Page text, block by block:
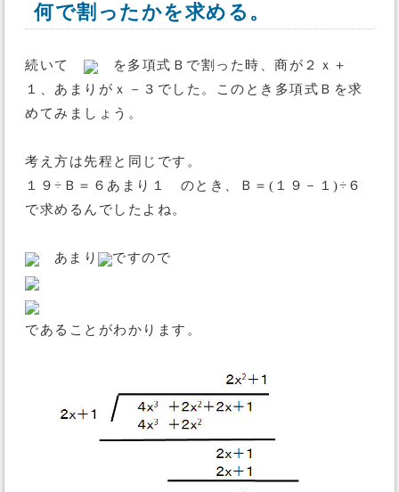
何で割ったかを求める。
続いて
を多項式Ｂで割った時、商が２ｘ＋
１、あまりがｘ－３でした。このとき多項式Ｂを求
めてみましょう。
考え方は先程と同じです。
１９÷Ｂ＝６あまり１ のとき、Ｂ＝(１９－１)÷６
で求めるんでしたよね。
あまり ですので
であることがわかります。